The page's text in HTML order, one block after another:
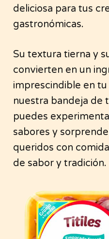
deliciosa para tus
gastronómicas.
Su textura tierna y
convierten en un
imprescindible en tu
nuestra bandeja de
puedes
sabores y
queridos con
de sabor y tradición.